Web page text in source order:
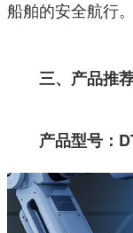
船舶的安全航行。
三、产品推
产品型号：